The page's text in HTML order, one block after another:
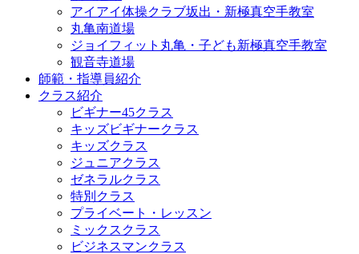
アイアイ体操クラブ坂出・新極真空手教室
丸亀南道場
ジョイフィット丸亀・子ども新極真空手教室
観音寺道場
師範・指導員紹介
クラス紹介
ビギナー45クラス
キッズビギナークラス
キッズクラス
ジュニアクラス
ゼネラルクラス
特別クラス
プライベート・レッスン
ミックスクラス
ビジネスマンクラス